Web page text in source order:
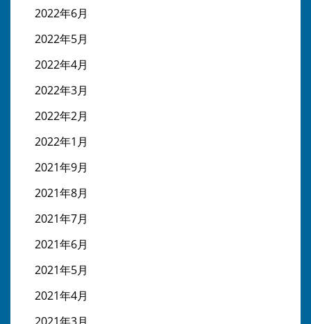
2022年6月
2022年5月
2022年4月
2022年3月
2022年2月
2022年1月
2021年9月
2021年8月
2021年7月
2021年6月
2021年5月
2021年4月